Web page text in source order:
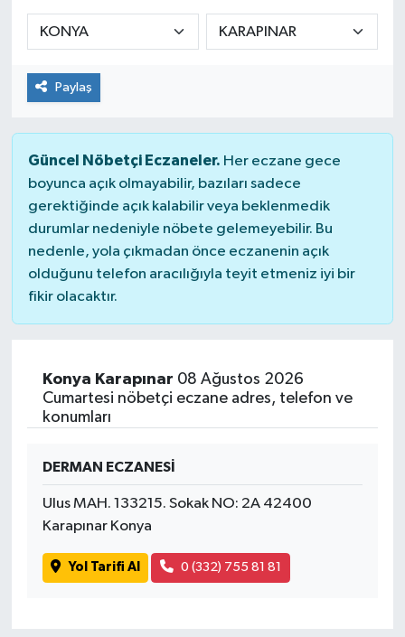
Paylaş
Güncel Nöbetçi Eczaneler. Her eczane gece
boyunca açık olmayabilir, bazıları sadece
gerektiğinde açık kalabilir veya beklenmedik
durumlar nedeniyle nöbete gelemeyebilir. Bu
nedenle, yola çıkmadan önce eczanenin açık
olduğunu telefon aracılığıyla teyit etmeniz iyi bir
fikir olacaktır.
Konya Karapınar 08 Ağustos 2026
Cumartesi nöbetçi eczane adres, telefon ve
konumları
DERMAN ECZANESİ
Ulus MAH. 133215. Sokak NO: 2A 42400
Karapınar Konya
Yol Tarifi Al 0 (332) 755 81 81
KADIN
KULTUR-SANAT
MEDYA
OTOMOBİL
ÖZEL HABER
SAĞLIK
TURİZM